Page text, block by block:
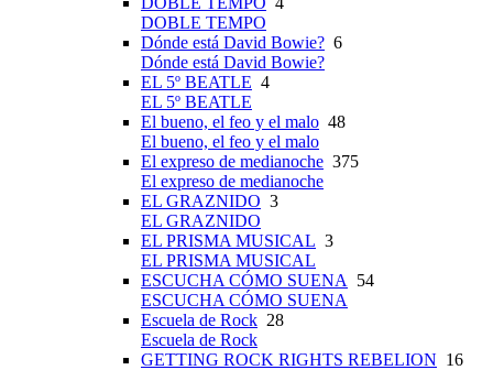
DOBLE TEMPO
Dónde está David Bowie? 6
Dónde está David Bowie?
EL 5º BEATLE 4
EL 5º BEATLE
El bueno, el feo y el malo 48
El bueno, el feo y el malo
El expreso de medianoche 375
El expreso de medianoche
EL GRAZNIDO 3
EL GRAZNIDO
EL PRISMA MUSICAL 3
EL PRISMA MUSICAL
ESCUCHA CÓMO SUENA
54
ESCUCHA CÓMO SUENA
Escuela de Rock 28
Escuela de Rock
GETTING ROCK RIGHTS REBELION 16